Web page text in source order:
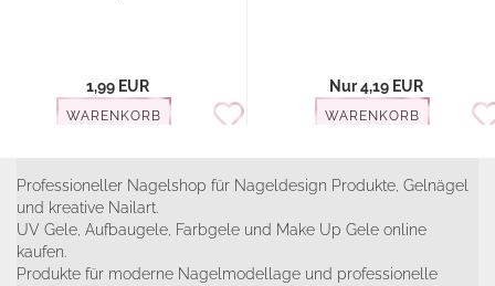
1,99 EUR
WARENKORB
Nur 4,19 EUR
WARENKORB
Professioneller Nagelshop für Nageldesign Produkte, Gelnägel
und kreative Nailart.
UV Gele, Aufbaugele, Farbgele und Make Up Gele online
kaufen.
Produkte für moderne Nagelmodellage und professionelle